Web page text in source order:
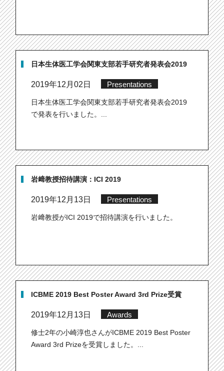
日本生体医工学会関東支部若手研究者発表会2019
2019年12月02日 Presentations
日本生体医工学会関東支部若手研究者発表会2019
で発表を行いました。...
岩﨑教授招待講演：ICI 2019
2019年12月13日 Presentations
岩﨑教授がICI 2019で招待講演を行いました。
ICBME 2019 Best Poster Award 3rd Prize受賞
2019年12月13日 Awards
修士2年の小崎淳也さんがICBME 2019 Best Poster
Award 3rd Prizeを受賞しました。...